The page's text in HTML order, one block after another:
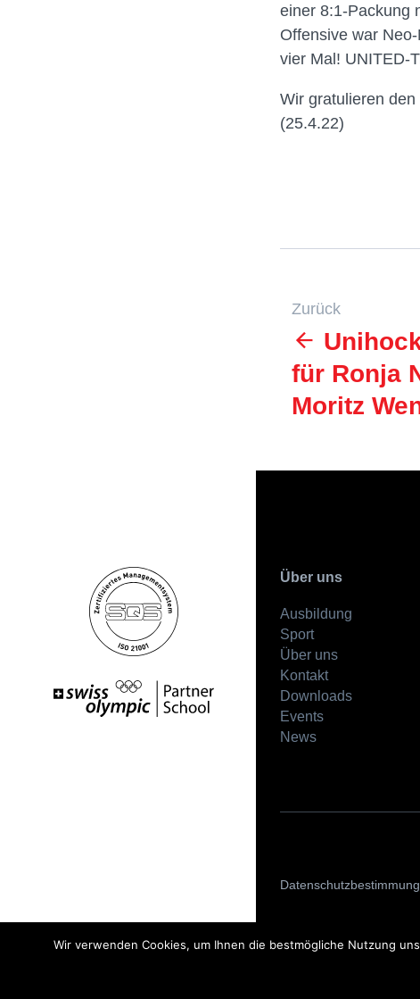
einer 8:1-Packung
Offensive war
vier Mal! UNITED-
Wir gratulieren
(25.4.22)
Zurück
für Ronja
Moritz
Über uns
Ausbildung
Sport
Über uns
Kontakt
Downloads
Events
News
Wir verwenden Cookies, um Ihnen die bestmögliche Nutzung